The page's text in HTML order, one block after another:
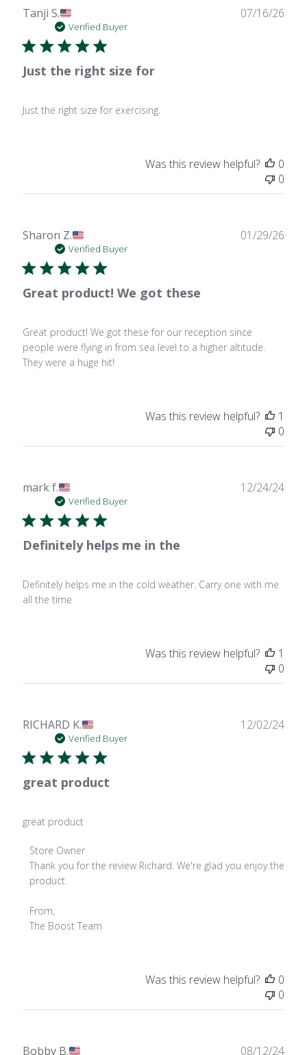
Tanji S.
Verified Buyer
Just the right size for
Just the right size for exercising.
07/16/26
Was this review helpful?
0
0
Sharon Z.
Verified Buyer
Great product! We got these
Great product! We got these for our reception since
people were flying in from sea level to a higher altitude.
They were a huge hit!
01/29/26
Was this review helpful?
1
0
mark f.
Verified Buyer
Definitely helps me in the
Definitely helps me in the cold weather. Carry one with me
all the time
12/24/24
Was this review helpful?
1
0
RICHARD K.
Verified Buyer
great product
great product
Comments
by
Store
on
Review
2024
Store Owner
Thank you for the review Richard. We're glad you enjoy the
product.
From,
The Boost Team
12/02/24
Was this review helpful?
0
0
Bobby B. 08/12/24